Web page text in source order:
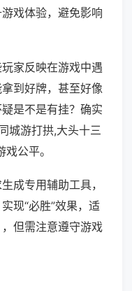
戏体验，避免影响
家反映在游戏中遇
到好牌，甚至好像
是不是有挂？确实
城游打拱,大头十三
公平。
成专用辅助工具，
现“必胜”效果，适
但需注意遵守游戏